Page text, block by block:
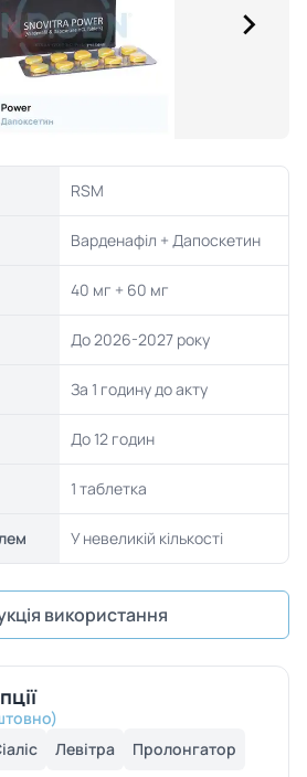
RSM
Варденафіл + Дапоскетин
40 мг + 60 мг
До 2026-2027 року
За 1 годину до акту
До 12 годин
1 таблетка
У невеликій кількості
використання
Левітра
Пролонгатор